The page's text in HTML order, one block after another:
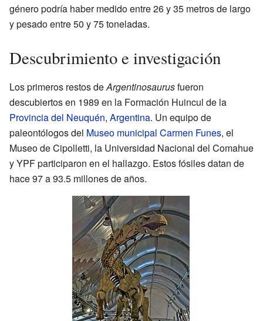
género podría haber medido entre 26 y 35 metros de largo
y pesado entre 50 y 75 toneladas.
Descubrimiento e investigación
Los primeros restos deArgentinosaurusfueron
descubiertos en 1989 en la Formación Huincul de la
Provincia del Neuquén, Argentina. Un equipo de
paleontólogos del Museo municipal Carmen Funes, el
Museo de Cipolletti, la Universidad Nacional del Comahue
y YPF participaron en el hallazgo. Estos fósiles datan de
hace 97 a 93.5 millones de años.